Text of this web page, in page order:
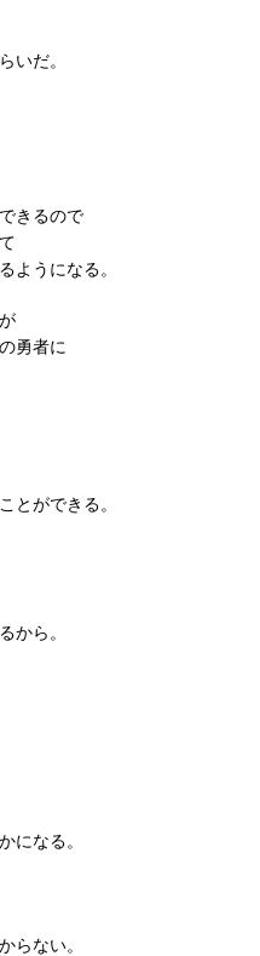
いだ。
きるので
ようになる。
勇者に
とができる。
から。
になる。
らない。